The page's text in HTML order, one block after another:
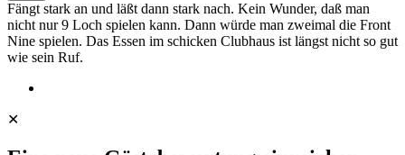
Fängt stark an und läßt dann stark nach. Kein Wunder, daß man
nicht nur 9 Loch spielen kann. Dann würde man zweimal die Front
Nine spielen. Das Essen im schicken Clubhaus ist längst nicht so gut
wie sein Ruf.
✕